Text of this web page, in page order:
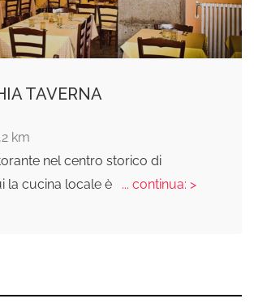
TAVERNA
km
nel centro storico di
la cucina locale è
... continua: >